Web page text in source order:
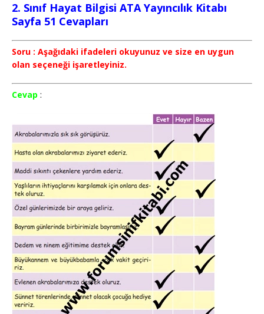
2. Sınıf Hayat Bilgisi ATA Yayıncılık Kitabı
Sayfa 51 Cevapları
Soru : Aşağıdaki ifadeleri okuyunuz ve size en uygun
olan seçeneği işaretleyiniz.
Cevap :